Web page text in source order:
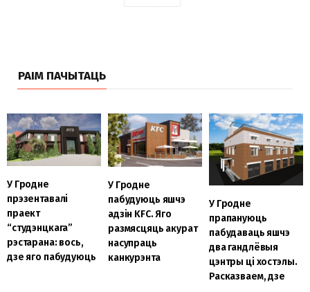
РАІМ ПАЧЫТАЦЬ
У Гродне
прэзентавалі
праект
“студэнцкага”
рэстарана: вось,
дзе яго пабудуюць
У Гродне
пабудуюць яшчэ
адзін KFC. Яго
размясцяць акурат
насупраць
канкурэнта
У Гродне
прапануюць
пабудаваць яшчэ
два гандлёвыя
цэнтры ці хостэлы.
Расказваем, дзе